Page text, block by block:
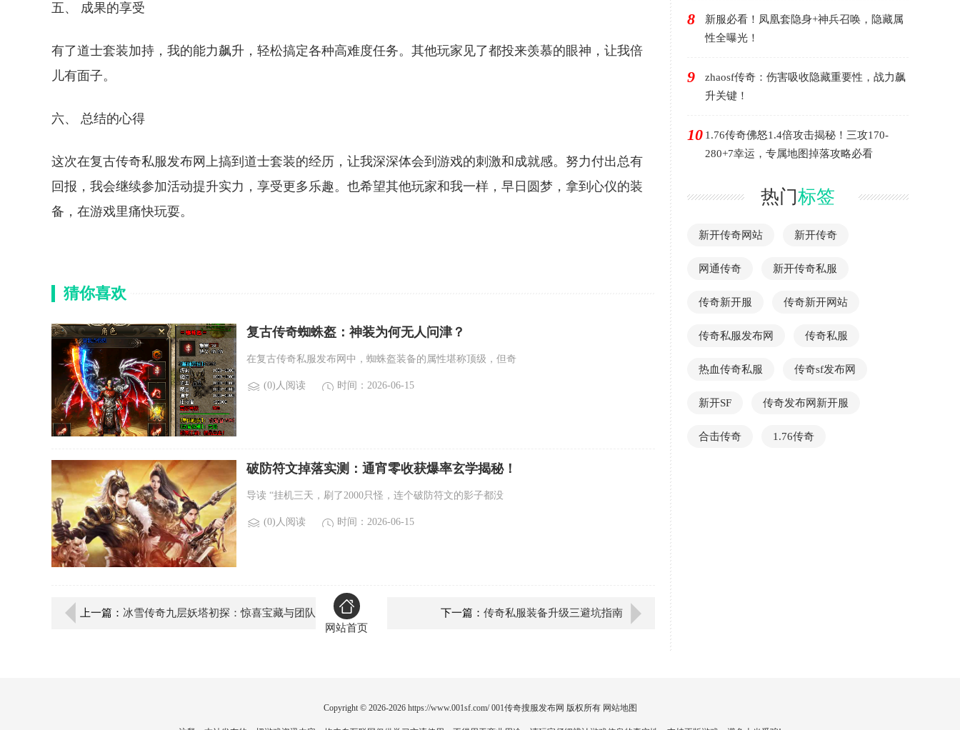
五、 成果的享受
有了道士套装加持，我的能力飙升，轻松搞定各种高难度任务。其他玩家见了都投来羡慕的眼神，让我倍
儿有面子。
六、 总结的心得
这次在复古传奇私服发布网上搞到道士套装的经历，让我深深体会到游戏的刺激和成就感。努力付出总有
回报，我会继续参加活动提升实力，享受更多乐趣。也希望其他玩家和我一样，早日圆梦，拿到心仪的装
备，在游戏里痛快玩耍。
猜你喜欢
复古传奇蜘蛛盔：神装为何无人问津？
在复古传奇私服发布网中，蜘蛛盔装备的属性堪称顶级，但奇
(0)人阅读 时间：2026-06-15
破防符文掉落实测：通宵零收获爆率玄学揭秘！
导读 “挂机三天，刷了2000只怪，连个破防符文的影子都没
(0)人阅读 时间：2026-06-15
上一篇： 冰雪传奇九层妖塔初探：惊喜宝藏与团队
网站首页
下一篇： 传奇私服装备升级三避坑指南
8
新服必看！凤凰套隐身+神兵召唤，隐藏属
性全曝光！
9
zhaosf传奇：伤害吸收隐藏重要性，战力飙
升关键！
10 1.76传奇佛怒1.4倍攻击揭秘！三攻170-
280+7幸运，专属地图掉落攻略必看
热门标签
新开传奇网站 新开传奇
网通传奇 新开传奇私服
传奇新开服 传奇新开网站
传奇私服发布网 传奇私服
热血传奇私服 传奇sf发布网
新开SF 传奇发布网新开服
合击传奇 1.76传奇
Copyright © 2026-2026 https://www.001sf.com/ 001传奇搜服发布网 版权所有 网站地图